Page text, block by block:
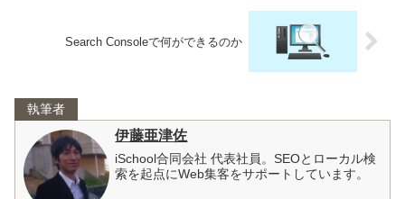
Search Consoleで何ができるのか
執筆者
伊藤亜津佐
iSchool合同会社 代表社員。SEOとローカル検
索を起点にWeb集客をサポートしています。